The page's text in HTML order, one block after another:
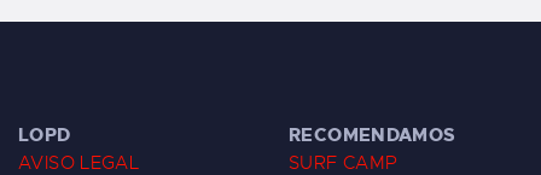
LOPD
AVISO LEGAL
RECOMENDAMOS
SURF CAMP